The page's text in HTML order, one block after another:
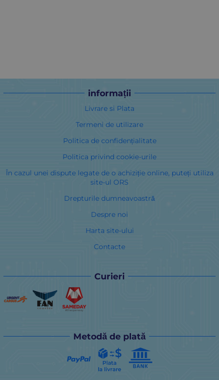
informații
Livrare si Plata
Termeni de utilizare
Politica de confidențialitate
Politica privind cookie-urile
În cazul unei dispute legate de o achiziție online, puteți utiliza
site-ul ORS
Drepturile dumneavoastră
Despre noi
Harta site-ului
Contacte
Curieri
Metodă de plată